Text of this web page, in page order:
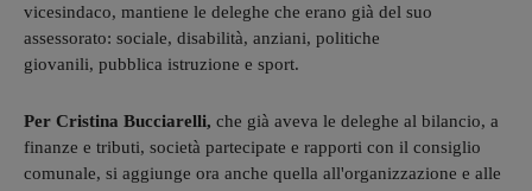
vicesindaco, mantiene le deleghe che erano già del suo
assessorato: sociale, disabilità, anziani, politiche
giovanili, pubblica istruzione e sport.
Per Cristina Bucciarelli, che già aveva le deleghe al bilancio, a
finanze e tributi, società partecipate e rapporti con il consiglio
comunale, si aggiunge ora anche quella all'organizzazione e alle